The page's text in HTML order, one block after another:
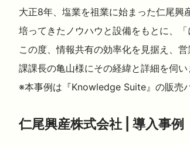
大正8年、塩業を祖業に始まった仁尾
培ってきたノウハウと設備をもとに、
この度、情報共有の効率化を見据え、
課課長の亀山様にその経緯と詳細を伺い
※本事例は『Knowledge Suite』の販売
仁尾興産株式会社 | 導入事例